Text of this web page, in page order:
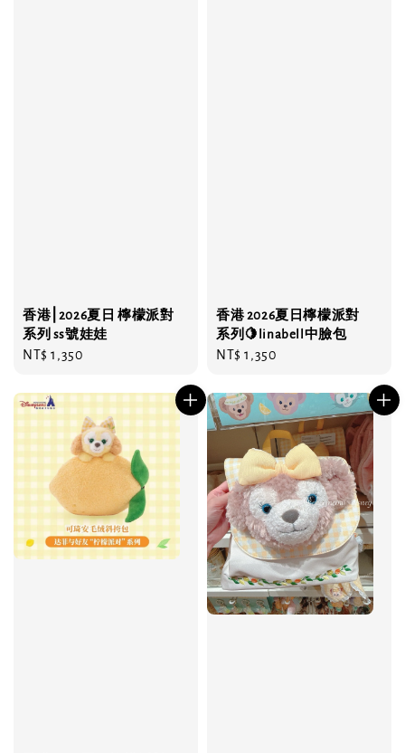
香港⎮2026夏日 檸檬派對
系列 ss號娃娃
Regular
NT$ 1,350
香港 2026夏日檸檬派對
系列🍋linabell中臉包
Regular
NT$ 1,350